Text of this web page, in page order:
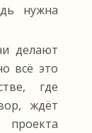
нужна
делают
всё это
где
ждёт